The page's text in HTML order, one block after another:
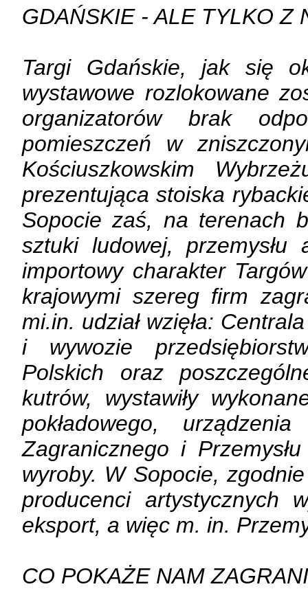
GDAŃSKIE - ALE TYLKO Z
Targi Gdańskie, jak się
wystawowe rozlokowane
organizatorów brak
pomieszczeń w
Kościuszkowskim
prezentująca stoiska
Sopocie zaś, na terenach
sztuki ludowej,
importowy charakter
krajowymi szereg firm
mi.in. udział wzięła:
i wywozie
Polskich oraz
kutrów, wystawiły
pokładowego,
Zagranicznego i
wyroby. W Sopocie,
producenci artystycznych
eksport, a więc m. in.
CO POKAŻE NAM